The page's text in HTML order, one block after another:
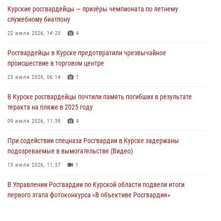
сбыта крупной партии наркотиков
04 августа 2026, 12:52
85 владельцев оружия
04 августа 2026, 07:00
297 выездов по сигналу «тревога»
03 августа 2026, 09:46
Курские росгвардейцы — призёры чемпионата по летнему
служебному биатлону
22 июля 2026, 14:20 4
Росгвардейцы в Курске предотвратили чрезвычайное
происшествие в торговом центре
23 июля 2026, 06:14 1
В Курске росгвардейцы почтили память погибших в результате
теракта на пляже в 2025 году
09 июля 2026, 11:38 4
При содействии спецназа Росгвардии в Курске задержаны
подозреваемые в вымогательстве (Видео)
13 июля 2026, 11:37 1
В Управлении Росгвардии по Курской области подвели итоги
первого этапа фотоконкурса «В объективе Росгвардия»